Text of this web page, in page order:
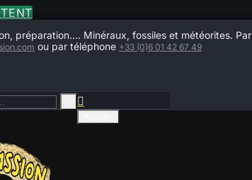
préparation.... Minéraux, fossiles et météorites. Par
ou par téléphone +33 (0)6 01 42 67 49
